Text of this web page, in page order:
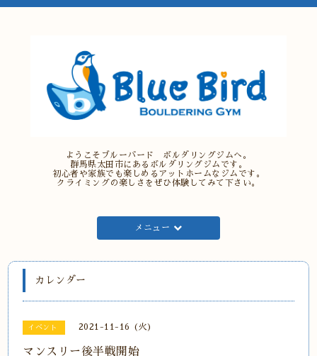
ようこそブルーバード ボルダリングジムへ。
群馬県太田市にあるボルダリングジムです。
初心者や家族でも楽しめるアットホームなジムです。
クライミングの楽しさをぜひ体験してみて下さい。
メニュー
カレンダー
イベント 2021-11-16 (火)
マンスリー後半戦開始